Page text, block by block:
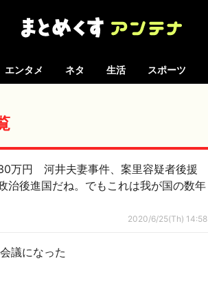
エンタメ ネタ 生活 スポーツ
万円 河井夫妻事件、案里容疑者後援
治後進国だね。でもこれは我が国の数年
2020/6/25(Th) 14:58
議になった